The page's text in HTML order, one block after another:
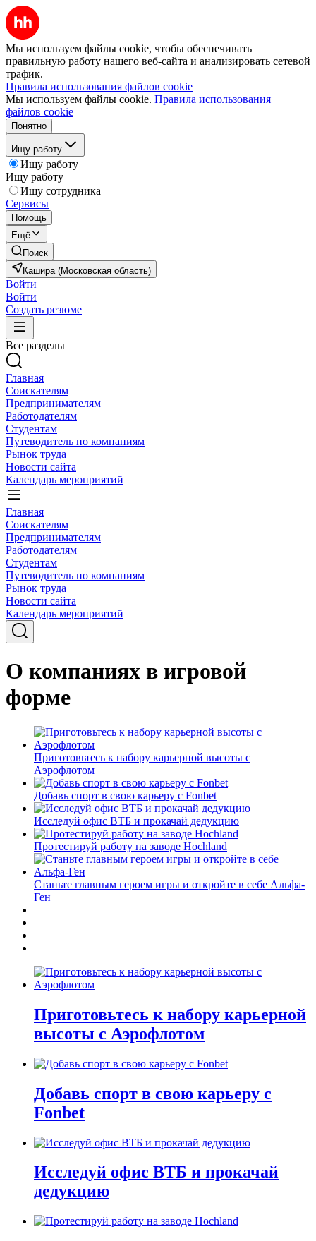
Мы используем файлы cookie, чтобы обеспечивать
правильную работу нашего веб-сайта и анализировать сетевой
трафик.
Правила использования файлов cookie
Мы используем файлы cookie. Правила использования
файлов cookie
Понятно
Ищу работу
Ищу работу
Ищу работу
Ищу сотрудника
Сервисы
Помощь
Ещё
Поиск
Кашира (Московская область)
Войти
Войти
Создать резюме
Все разделы
Главная
Соискателям
Предпринимателям
Работодателям
Студентам
Путеводитель по компаниям
Рынок труда
Новости сайта
Календарь мероприятий
Главная
Соискателям
Предпринимателям
Работодателям
Студентам
Путеводитель по компаниям
Рынок труда
Новости сайта
Календарь мероприятий
О компаниях в игровой
форме
Приготовьтесь к набору карьерной высоты с
Аэрофлотом
Добавь спорт в свою карьеру с Fonbet
Исследуй офис ВТБ и прокачай дедукцию
Протестируй работу на заводе Hochland
Станьте главным героем игры и откройте в себе Альфа-
Ген
Приготовьтесь к набору карьерной
высоты с Аэрофлотом
Добавь спорт в свою карьеру с
Fonbet
Исследуй офис ВТБ и прокачай
дедукцию